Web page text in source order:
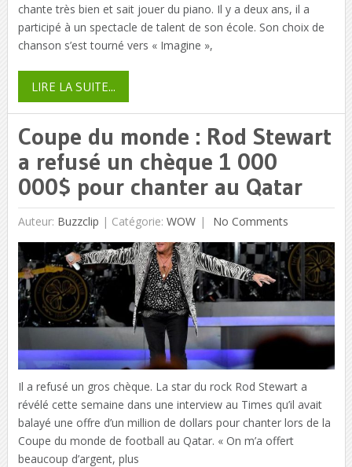
chante très bien et sait jouer du piano. Il y a deux ans, il a
participé à un spectacle de talent de son école. Son choix de
chanson s’est tourné vers « Imagine »,
LIRE LA SUITE...
Coupe du monde : Rod Stewart
a refusé un chèque 1 000
000$ pour chanter au Qatar
Auteur: Buzzclip | Catégorie: WOW No Comments
Il a refusé un gros chèque. La star du rock Rod Stewart a
révélé cette semaine dans une interview au Times qu’il avait
balayé une offre d’un million de dollars pour chanter lors de la
Coupe du monde de football au Qatar. « On m’a offert
beaucoup d’argent, plus